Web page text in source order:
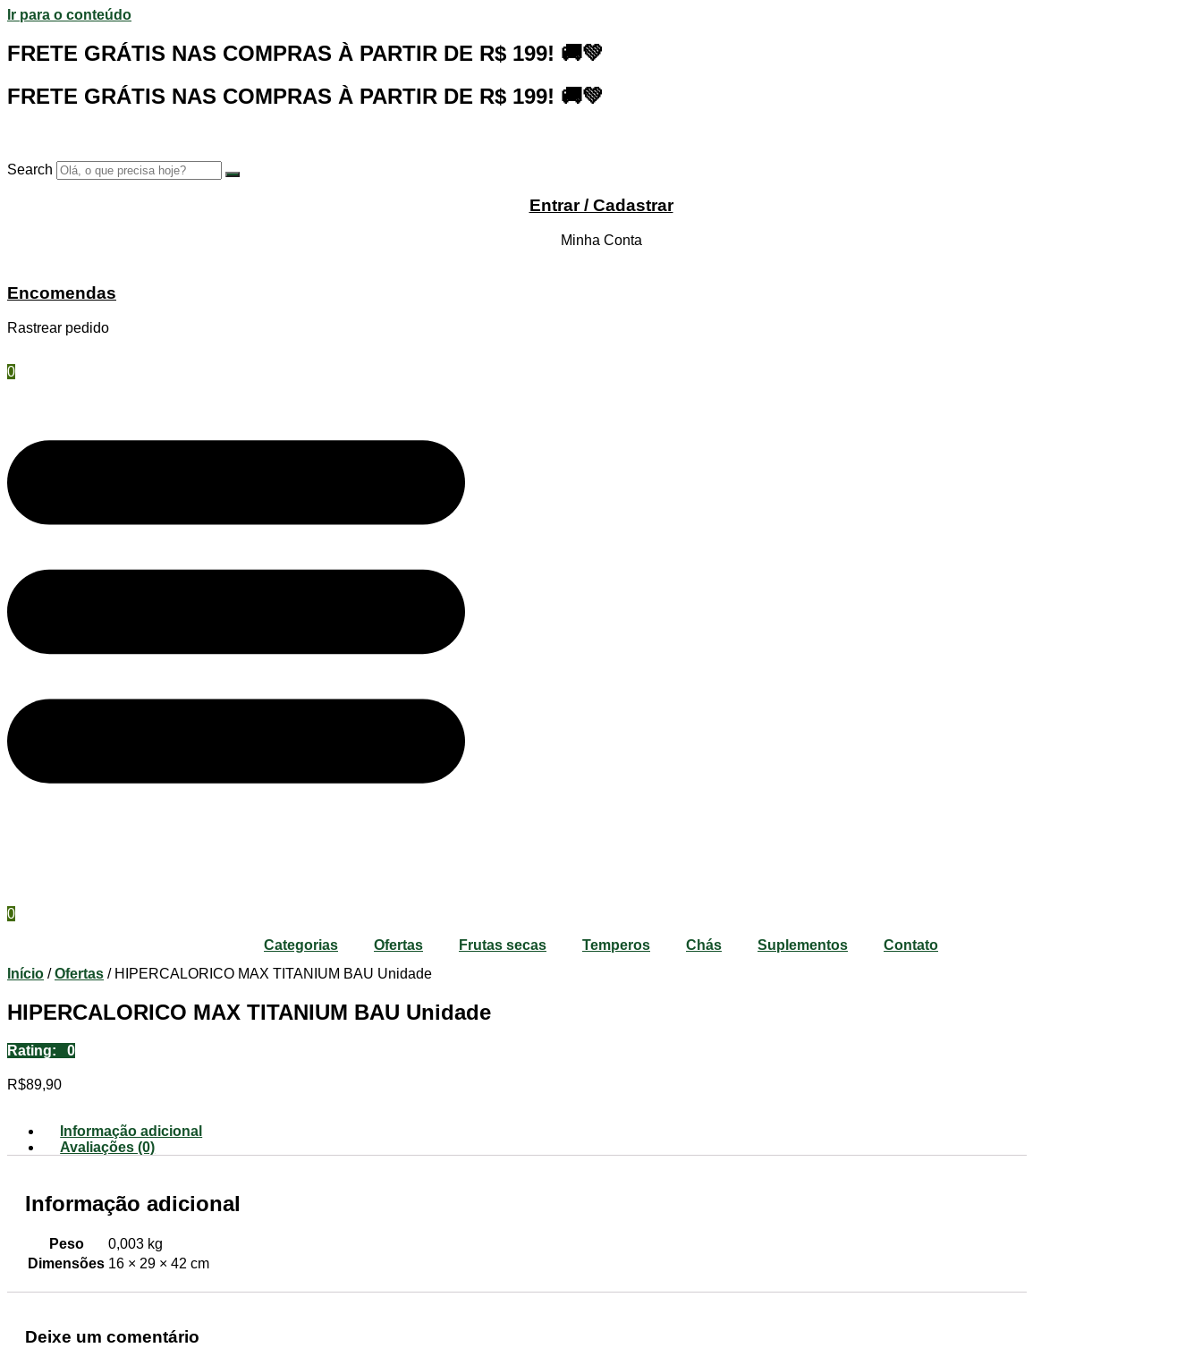
Ir para o conteúdo
FRETE GRÁTIS NAS COMPRAS À PARTIR DE R$ 199! 🚚💚
FRETE GRÁTIS NAS COMPRAS À PARTIR DE R$ 199! 🚚💚
Search
Entrar / Cadastrar
Minha Conta
Encomendas
Rastrear pedido
0
0
Categorias Ofertas Frutas secas Temperos Chás Suplementos
Contato
Início /Ofertas / HIPERCALORICO MAX TITANIUM BAU Unidade
HIPERCALORICO MAX TITANIUM BAU Unidade
Rating: 0
R$89,90
Informação adicional
Avaliações (0)
Informação adicional
Peso
0,003 kg
Dimensões 16 × 29 × 42 cm
Deixe um comentário